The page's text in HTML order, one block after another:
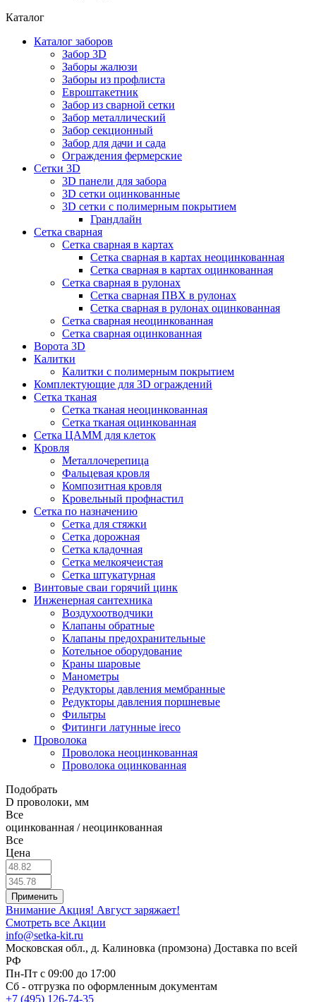
Каталог
Каталог заборов
Забор 3D
Заборы жалюзи
Заборы из профлиста
Евроштакетник
Забор из сварной сетки
Забор металлический
Забор секционный
Забор для дачи и сада
Ограждения фермерские
Сетки 3D
3D панели для забора
3D сетки оцинкованные
3D сетки с полимерным покрытием
Грандлайн
Сетка сварная
Сетка сварная в картах
Сетка сварная в картах неоцинкованная
Сетка сварная в картах оцинкованная
Сетка сварная в рулонах
Cетка сварная ПВХ в рулонах
Сетка сварная в рулонах оцинкованная
Сетка сварная неоцинкованная
Сетка сварная оцинкованная
Ворота 3D
Калитки
Калитки с полимерным покрытием
Комплектующие для 3D ограждений
Сетка тканая
Сетка тканая неоцинкованная
Сетка тканая оцинкованная
Сетка ЦАММ для клеток
Кровля
Металлочерепица
Фальцевая кровля
Композитная кровля
Кровельный профнастил
Сетка по назначению
Сетка для стяжки
Сетка дорожная
Сетка кладочная
Сетка мелкоячеистая
Сетка штукатурная
Винтовые сваи горячий цинк
Инженерная сантехника
Воздухоотводчики
Клапаны обратные
Клапаны предохранительные
Котельное оборудование
Краны шаровые
Манометры
Редукторы давления мембранные
Редукторы давления поршневые
Фильтры
Фитинги латунные ireco
Проволока
Проволока неоцинкованная
Проволока оцинкованная
Подобрать
D проволоки, мм
Все
оцинкованная / неоцинкованная
Все
Цена
Внимание Акция! Август заряжает!
Смотреть все Акции
info@setka-kit.ru
Московская обл., д. Калиновка (промзона) Доставка по всей
РФ
Пн-Пт с 09:00 до 17:00
Сб - отгрузка по оформленным документам
+7 (495) 126-74-35